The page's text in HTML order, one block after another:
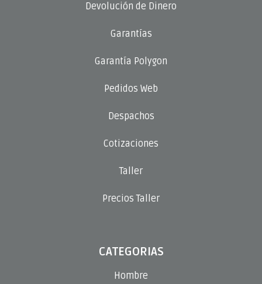
Devolución de Dinero
Garantías
Garantía Polygon
Pedidos Web
Despachos
Cotizaciones
Taller
Precios Taller
CATEGORIAS
Hombre